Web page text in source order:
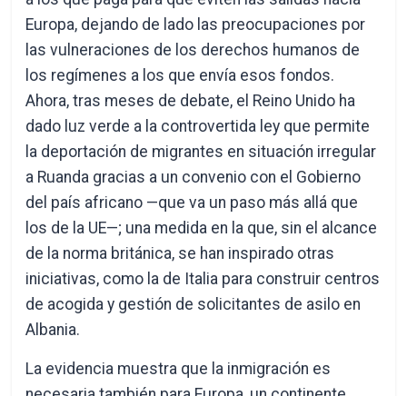
Europa, dejando de lado las preocupaciones por
las vulneraciones de los derechos humanos de
los regímenes a los que envía esos fondos.
Ahora, tras meses de debate, el Reino Unido ha
dado luz verde a la controvertida ley que permite
la deportación de migrantes en situación irregular
a Ruanda gracias a un convenio con el Gobierno
del país africano —que va un paso más allá que
los de la UE—; una medida en la que, sin el alcance
de la norma británica, se han inspirado otras
iniciativas, como la de Italia para construir centros
de acogida y gestión de solicitantes de asilo en
Albania.
La evidencia muestra que la inmigración es